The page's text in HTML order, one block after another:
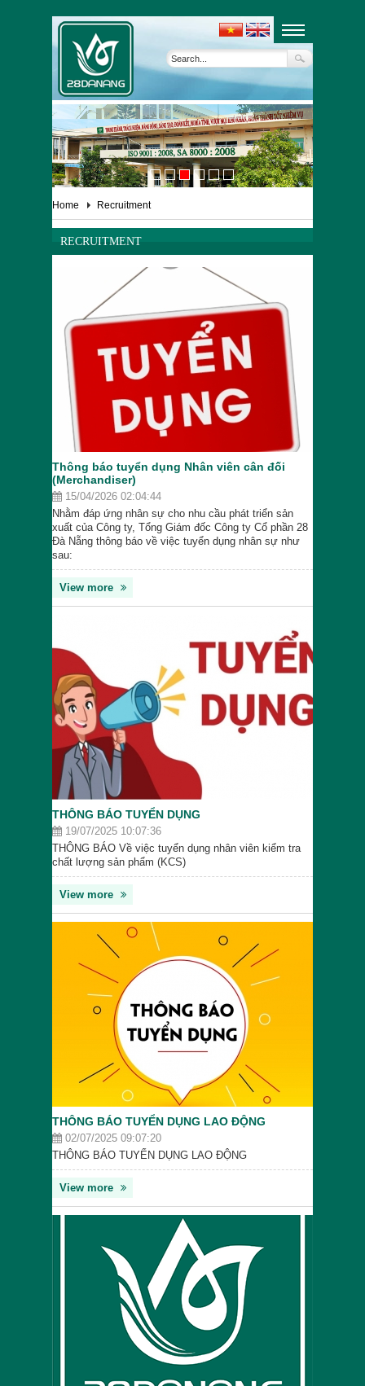
Home Recruitment
RECRUITMENT
Thông báo tuyển dụng Nhân viên cân đối
(Merchandiser)
15/04/2026 02:04:44
Nhằm đáp ứng nhân sự cho nhu cầu phát triển sản
xuất của Công ty, Tổng Giám đốc Công ty Cổ phần 28
Đà Nẵng thông báo về việc tuyển dụng nhân sự như
sau:
View more
THÔNG BÁO TUYỂN DỤNG
19/07/2025 10:07:36
THÔNG BÁO Về việc tuyển dụng nhân viên kiểm tra
chất lượng sản phẩm (KCS)
View more
THÔNG BÁO TUYỂN DỤNG LAO ĐỘNG
02/07/2025 09:07:20
THÔNG BÁO TUYỂN DỤNG LAO ĐỘNG
View more